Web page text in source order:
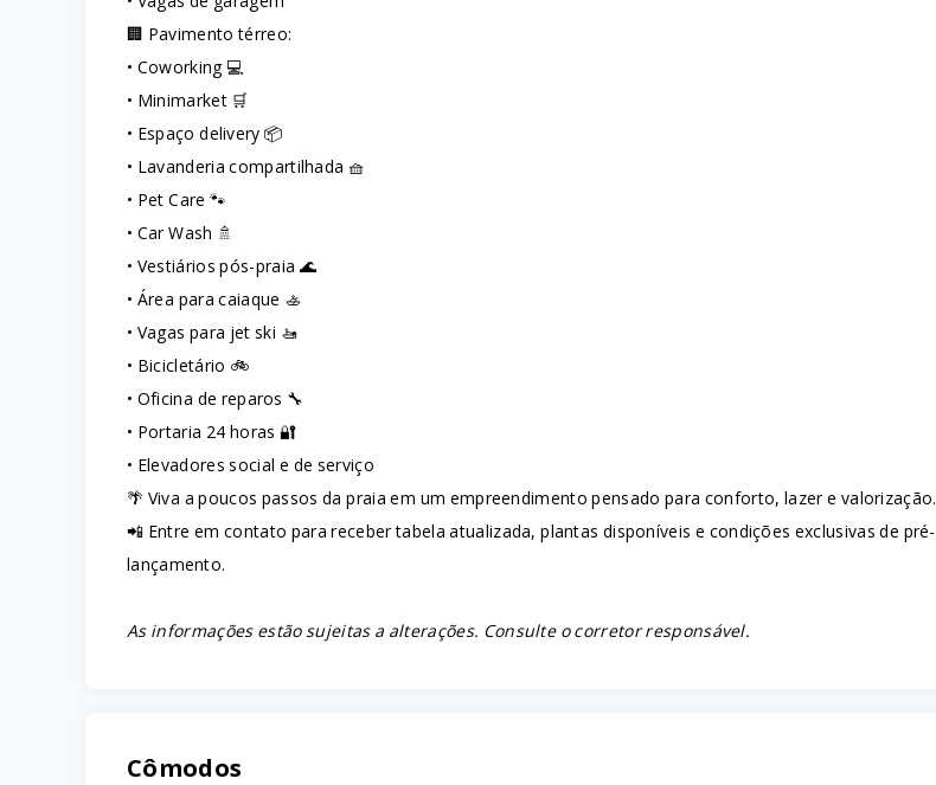
🏢 Pavimento térreo:
• Coworking 💻
• Minimarket 🛒
• Espaço delivery 📦
• Lavanderia compartilhada 🧺
• Pet Care 🐾
• Car Wash 🚿
• Vestiários pós-praia 🌊
• Área para caiaque 🚣
• Vagas para jet ski 🚤
• Bicicletário 🚲
• Oficina de reparos 🔧
• Portaria 24 horas 🔐
• Elevadores social e de serviço
🌴 Viva a poucos passos da praia em um empreendimento pensado para conforto, lazer e valorização.
📲 Entre em contato para receber tabela atualizada, plantas disponíveis e condições exclusivas de pré-
lançamento.
As informações estão sujeitas a alterações. Consulte o corretor responsável.
Cômodos